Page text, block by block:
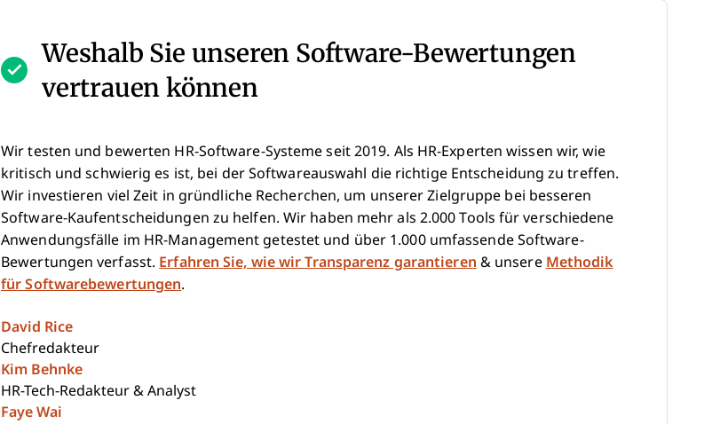
Weshalb Sie unseren Software-Bewertungen
vertrauen können
Wir testen und bewerten HR-Software-Systeme seit 2019. Als HR-Experten wissen wir, wie
kritisch und schwierig es ist, bei der Softwareauswahl die richtige Entscheidung zu treffen.
Wir investieren viel Zeit in gründliche Recherchen, um unserer Zielgruppe bei besseren
Software-Kaufentscheidungen zu helfen. Wir haben mehr als 2.000 Tools für verschiedene
Anwendungsfälle im HR-Management getestet und über 1.000 umfassende Software-
Bewertungen verfasst. Erfahren Sie, wie wir Transparenz garantieren & unsere Methodik
für Softwarebewertungen.
David Rice
Chefredakteur
Kim Behnke
HR-Tech-Redakteur & Analyst
Faye Wai